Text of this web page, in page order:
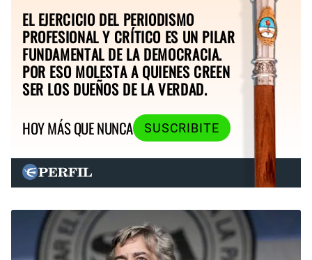
EL EJERCICIO DEL PERIODISMO
PROFESIONAL Y CRÍTICO ES UN PILAR
FUNDAMENTAL DE LA DEMOCRACIA.
POR ESO MOLESTA A QUIENES CREEN
SER LOS DUEÑOS DE LA VERDAD.
HOY MÁS QUE NUNCA
SUSCRIBITE